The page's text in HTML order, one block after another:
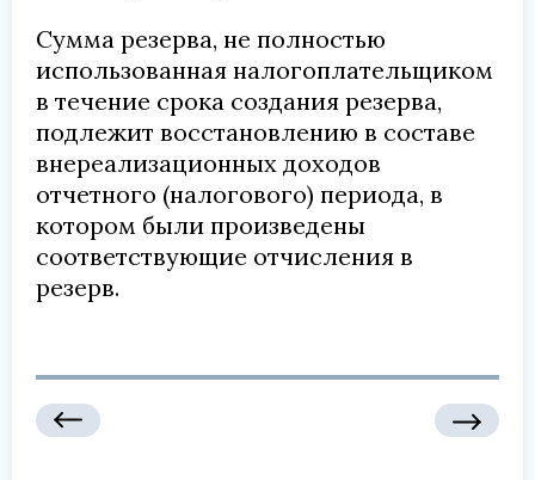
Сумма резерва, не полностью
использованная налогоплательщиком
в течение срока создания резерва,
подлежит восстановлению в составе
внереализационных доходов
отчетного (налогового) периода, в
котором были произведены
соответствующие отчисления в
резерв.